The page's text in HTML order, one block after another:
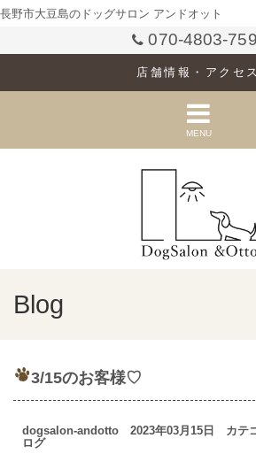
長野市大豆島のドッグサロン アンドオット
070-4803-
店舗情報・アクセス
MENU
Blog
3/15のお客様♡
dogsalon-andotto 2023年03月15日 カテ
ログ